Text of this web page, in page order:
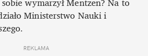
Ministerstwo Nauki i
REKLAMA